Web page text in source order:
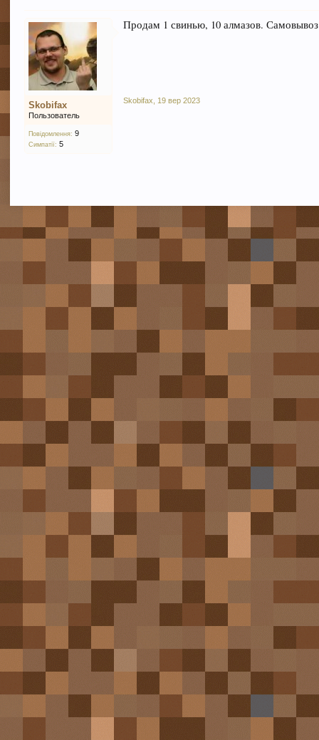
Skobifax
Пользователь
Повідомлення: 9
Симпатії: 5
Продам 1 свинью, 10 алмазов.
Skobifax 19 вер 2023